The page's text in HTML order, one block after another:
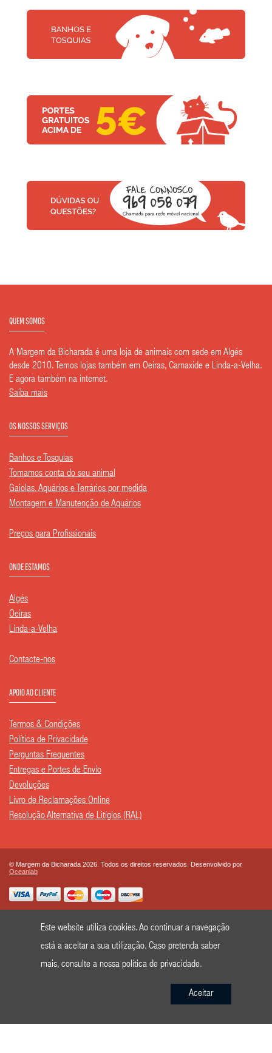
QUEM SOMOS
A Margem da Bicharada é uma loja de animais com sede em Algés
desde 2010. Temos lojas também em Oeiras, Carnaxide e Linda-a-Velha.
E agora também na internet.
Saiba mais
OS NOSSOS SERVIÇOS
Banhos e Tosquias
Tomamos conta do seu animal
Gaiolas, Aquários e Terrários por medida
Montagem e Manutenção de Aquários
Preços para Profissionais
ONDE ESTAMOS
Algés
Oeiras
Linda-a-Velha
Contacte-nos
APOIO AO CLIENTE
Termos & Condições
Política de Privacidade
Perguntas Frequentes
Entregas e Portes de Envio
Devoluções
Livro de Reclamações Online
Resolução Alternativa de Litígios (RAL)
© Margem da Bicharada 2026. Todos os direitos reservados. Desenvolvido por
Oceanlab
Este website utiliza cookies. Ao continuar a navegação
está a aceitar a sua utilização. Caso pretenda saber
mais, consulte a nossapolítica de privacidade.
Aceitar